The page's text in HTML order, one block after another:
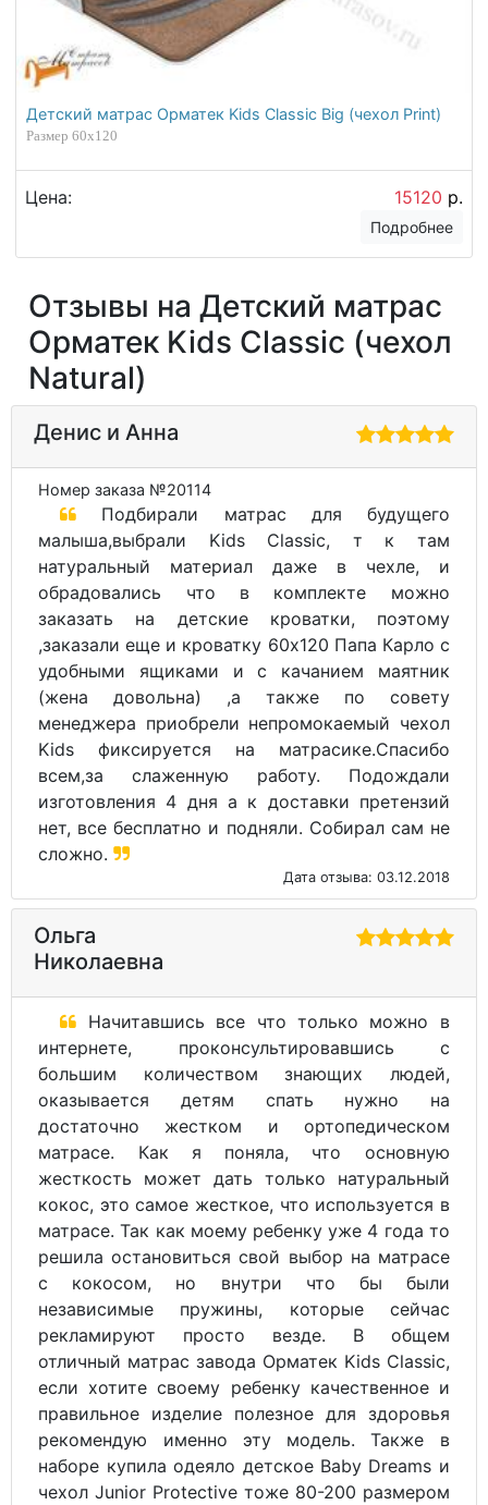
Детский матрас Орматек Kids Classic Big (чехол Print)
Размер 60х120
Цена: 15120 р.
Подробнее
Отзывы на Детский матрас
Орматек Kids Classic (чехол
Natural)
Денис и Анна
Номер заказа №20114
Подбирали матрас для будущего
малыша,выбрали Kids Classic, т к там
натуральный материал даже в чехле, и
обрадовались что в комплекте можно
заказать на детские кроватки, поэтому
,заказали еще и кроватку 60х120 Папа Карло с
удобными ящиками и с качанием маятник
(жена довольна) ,а также по совету
менеджера приобрели непромокаемый чехол
Kids фиксируется на матрасике.Спасибо
всем,за слаженную работу. Подождали
изготовления 4 дня а к доставки претензий
нет, все бесплатно и подняли. Собирал сам не
сложно.
Дата отзыва: 03.12.2018
Ольга
Николаевна
Начитавшись все что только можно в
интернете, проконсультировавшись с
большим количеством знающих людей,
оказывается детям спать нужно на
достаточно жестком и ортопедическом
матрасе. Как я поняла, что основную
жесткость может дать только натуральный
кокос, это самое жесткое, что используется в
матрасе. Так как моему ребенку уже 4 года то
решила остановиться свой выбор на матрасе
с кокосом, но внутри что бы были
независимые пружины, которые сейчас
рекламируют просто везде. В общем
отличный матрас завода Орматек Kids Classic,
если хотите своему ребенку качественное и
правильное изделие полезное для здоровья
рекомендую именно эту модель. Также в
наборе купила одеяло детское Baby Dreams и
чехол Junior Protective тоже 80-200 размером